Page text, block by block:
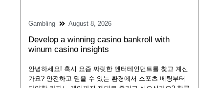
Gambling August 8, 2026
Develop a winning casino bankroll with
winum casino insights
안녕하세요! 혹시 요즘 짜릿한 엔터테인먼트를 찾고 계신
가요? 안전하고 믿을 수 있는 환경에서 스포츠 베팅부터